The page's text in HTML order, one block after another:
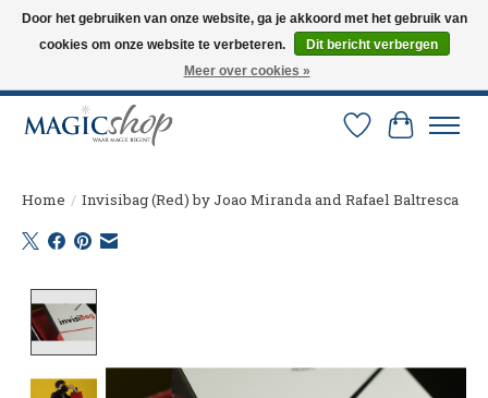
Altijd de nieuwste trucs op voorraad. Snelle verzending via PostNL en DHL.
Langskomen in onze winkel? Bel of mail om een afspraak te maken. 0251-
Verlanglijst
Home / Invisibag (Red) by Joao Miranda and Rafael Baltresca
Door het gebruiken van onze website, ga je akkoord met het gebruik van
cookies om onze website te verbeteren.
Dit bericht verbergen
Meer over cookies »